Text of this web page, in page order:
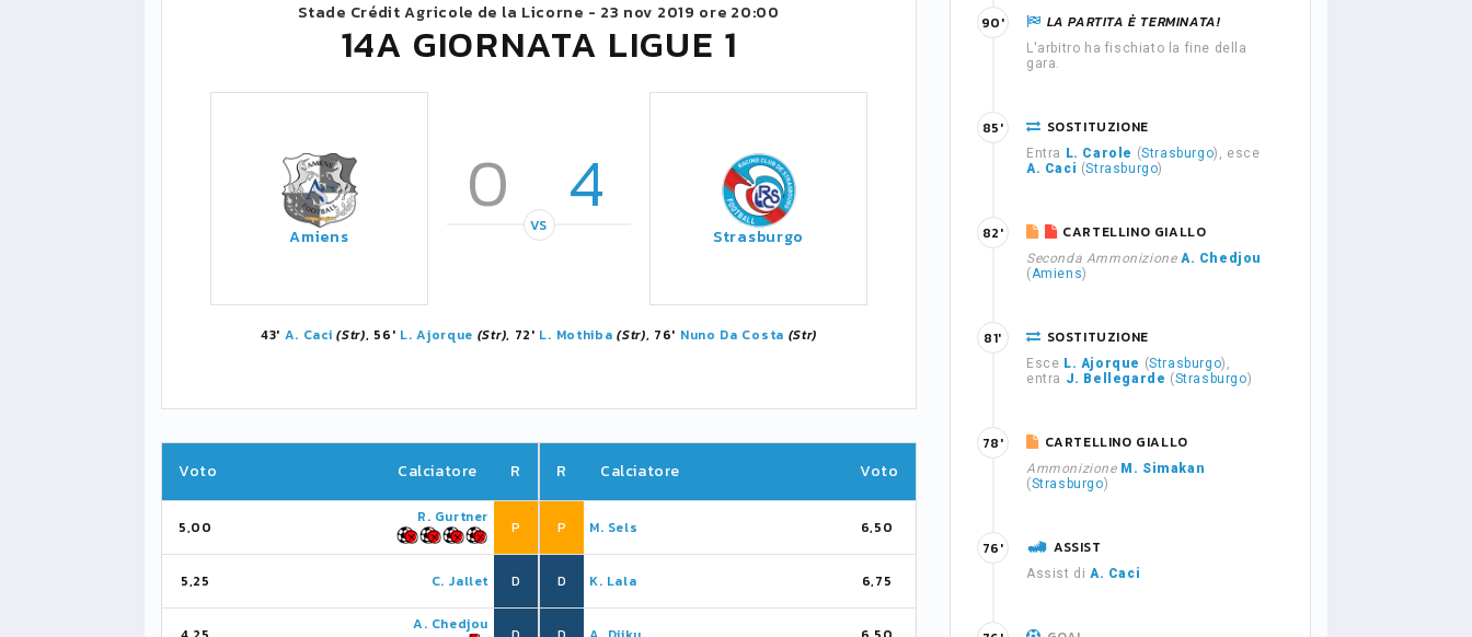
Stade Crédit Agricole de la Licorne - 23 nov 2019 ore 20:00
14A GIORNATA LIGUE 1
Amiens
0 4
VS Strasburgo
43' A. Caci (Str), 56' L. Ajorque (Str), 72' L. Mothiba (Str), 76' Nuno Da Costa (Str)
Voto Calciatore R
5,00
R. Gurtner
P
5,25 C. Jallet D
A. Chedjou
R Calciatore Voto
P M. Sels 6,50
D K. Lala 6,75
LA PARTITA È TERMINATA!
L'arbitro ha fischiato la fine della
gara.
90'
SOSTITUZIONE
Entra L. Carole (Strasburgo), esce
A. Caci (Strasburgo)
85'
CARTELLINO GIALLO
Seconda Ammonizione A. Chedjou
(Amiens)
82'
SOSTITUZIONE
Esce L. Ajorque (Strasburgo),
entra J. Bellegarde (Strasburgo)
81'
CARTELLINO GIALLO
Ammonizione M. Simakan
(Strasburgo)
78'
ASSIST
Assist di A. Caci
76'